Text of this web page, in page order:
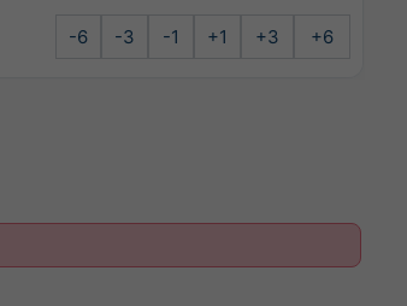
-6 -3 -1 +1 +3 +6